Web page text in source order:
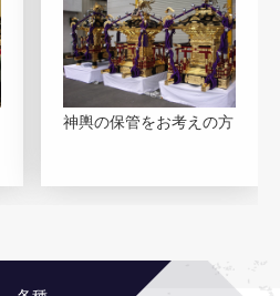
神輿の保管をお考えの方